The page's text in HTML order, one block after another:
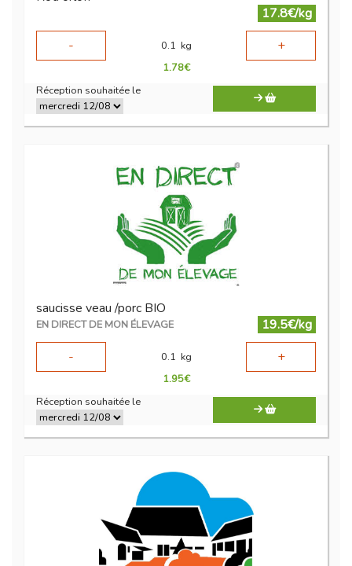
17.8€/kg
-
0.1 kg +
1.78€
Réception souhaitée le
saucisse veau /porc BIO
EN DIRECT DE MON ÉLEVAGE
19.5€/kg
-
0.1 kg +
1.95€
Réception souhaitée le